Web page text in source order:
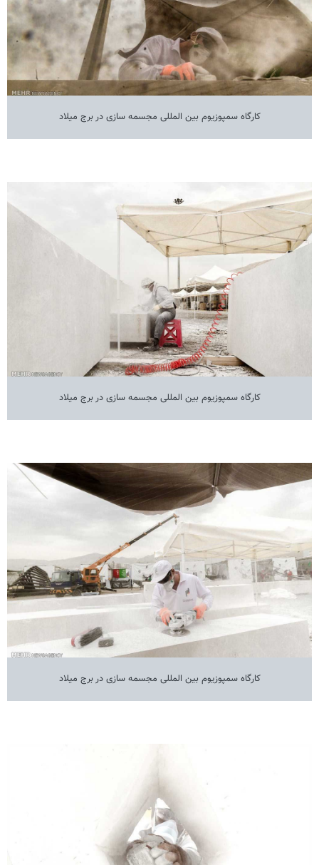
کارگاه سمپوزیوم بین المللی مجسمه سازی در برج میلاد
کارگاه سمپوزیوم بین المللی مجسمه سازی در برج میلاد
کارگاه سمپوزیوم بین المللی مجسمه سازی در برج میلاد